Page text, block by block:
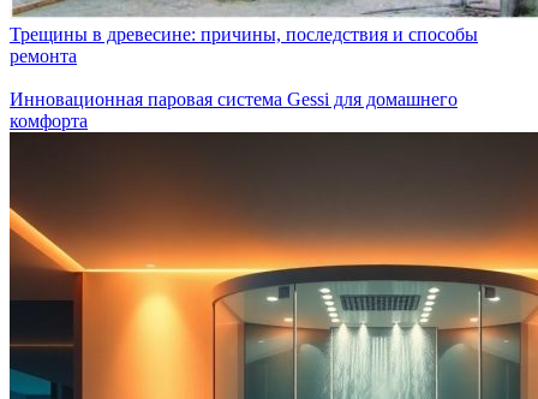
Трещины в древесине: причины, последствия и способы
ремонта
Инновационная паровая система Gessi для домашнего
комфорта